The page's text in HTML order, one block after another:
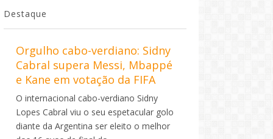
Destaque
Orgulho cabo-verdiano: Sidny
Cabral supera Messi, Mbappé
e Kane em votação da FIFA
O internacional cabo-verdiano Sidny
Lopes Cabral viu o seu espetacular golo
diante da Argentina ser eleito o melhor